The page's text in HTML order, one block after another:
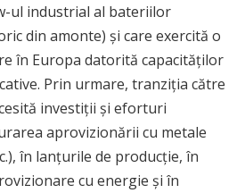
ul industrial al bateriilor
din amonte) și care exercită o
în Europa datorită capacităților
Prin urmare, tranziția către
investiții și eforturi
aprovizionării cu metale
în lanțurile de producție, în
cu energie și în